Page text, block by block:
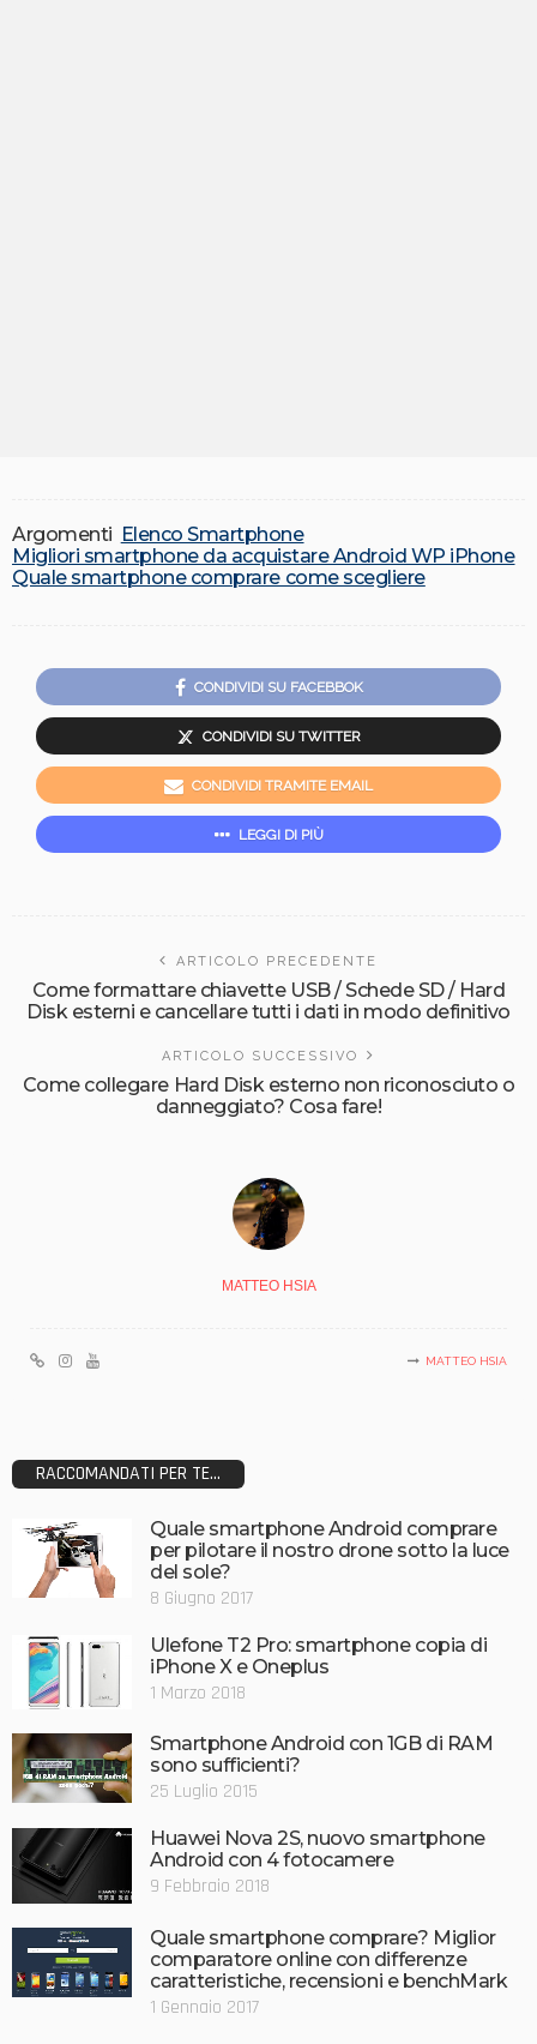
Argomenti Elenco Smartphone
Migliori smartphone da acquistare Android WP iPhone
Quale smartphone comprare come scegliere
CONDIVIDI SU FACEBBOK
CONDIVIDI SU TWITTER
CONDIVIDI TRAMITE EMAIL
LEGGI DI PIÙ
ARTICOLO PRECEDENTE
Come formattare chiavette USB / Schede SD / Hard
Disk esterni e cancellare tutti i dati in modo definitivo
ARTICOLO SUCCESSIVO
Come collegare Hard Disk esterno non riconosciuto o
danneggiato? Cosa fare!
MATTEO HSIA
MATTEO HSIA
RACCOMANDATI PER TE...
Quale smartphone Android comprare
per pilotare il nostro drone sotto la luce
del sole?
8 Giugno 2017
Ulefone T2 Pro: smartphone copia di
iPhone X e Oneplus
1 Marzo 2018
Smartphone Android con 1GB di RAM
sono sufficienti?
25 Luglio 2015
Huawei Nova 2S, nuovo smartphone
Android con 4 fotocamere
9 Febbraio 2018
Quale smartphone comprare? Miglior
comparatore online con differenze
caratteristiche, recensioni e benchMark
1 Gennaio 2017